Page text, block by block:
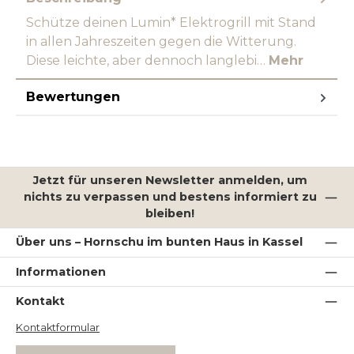
Schütze deinen Lumin* Elektrogrill mit Stand
in allen Jahreszeiten gegen die Witterung.
Diese leichte, aber dennoch langlebi… Mehr
Bewertungen
Jetzt für unseren Newsletter anmelden, um
nichts zu verpassen und bestens informiert zu
bleiben!
Über uns – Hornschu im bunten Haus in Kassel
Informationen
Kontakt
Kontaktformular